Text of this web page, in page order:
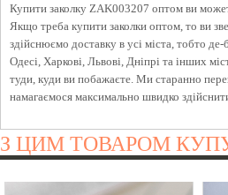
Купити заколку ZAK003207 оптом ви
Якщо треба купити заколки оптом, то ви
здійснюємо доставку в усі міста, тобто де-
Одесі, Харкові, Львові, Дніпрі та інших
туди, куди ви побажаєте. Ми старанно
намагаємося максимально швидко
З ЦИМ ТОВАРОМ